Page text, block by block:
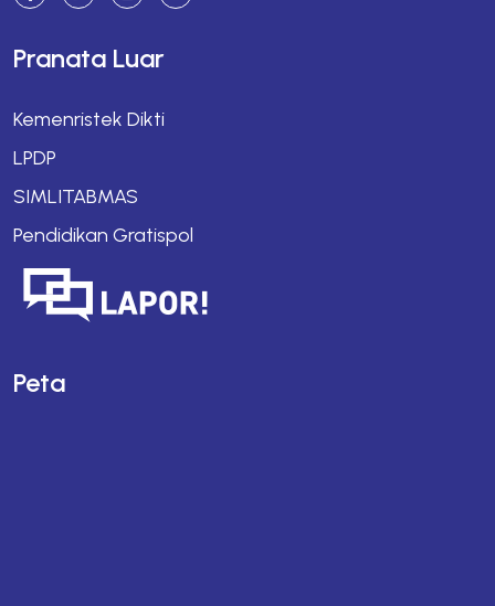
Pranata Luar
Kemenristek Dikti
LPDP
SIMLITABMAS
Pendidikan Gratispol
Peta